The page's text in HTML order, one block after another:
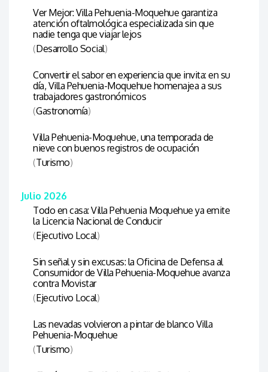
Ver Mejor: Villa Pehuenia-Moquehue garantiza
atención oftalmológica especializada sin que
nadie tenga que viajar lejos
(Desarrollo Social)
Convertir el sabor en experiencia que invita: en su
día, Villa Pehuenia-Moquehue homenajea a sus
trabajadores gastronómicos
(Gastronomía)
Villa Pehuenia-Moquehue, una temporada de
nieve con buenos registros de ocupación
(Turismo)
Julio 2026
Todo en casa: Villa Pehuenia Moquehue ya emite
la Licencia Nacional de Conducir
(Ejecutivo Local)
Sin señal y sin excusas: la Oficina de Defensa al
Consumidor de Villa Pehuenia-Moquehue avanza
contra Movistar
(Ejecutivo Local)
Las nevadas volvieron a pintar de blanco Villa
Pehuenia-Moquehue
(Turismo)